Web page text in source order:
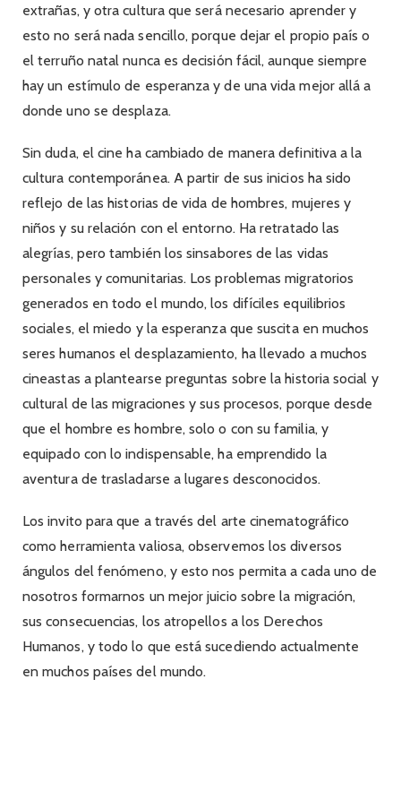
extrañas, y otra cultura que será necesario aprender y
esto no será nada sencillo, porque dejar el propio país o
el terruño natal nunca es decisión fácil, aunque siempre
hay un estímulo de esperanza y de una vida mejor allá a
donde uno se desplaza.
Sin duda, el cine ha cambiado de manera definitiva a la
cultura contemporánea. A partir de sus inicios ha sido
reflejo de las historias de vida de hombres, mujeres y
niños y su relación con el entorno. Ha retratado las
alegrías, pero también los sinsabores de las vidas
personales y comunitarias. Los problemas migratorios
generados en todo el mundo, los difíciles equilibrios
sociales, el miedo y la esperanza que suscita en muchos
seres humanos el desplazamiento, ha llevado a muchos
cineastas a plantearse preguntas sobre la historia social y
cultural de las migraciones y sus procesos, porque desde
que el hombre es hombre, solo o con su familia, y
equipado con lo indispensable, ha emprendido la
aventura de trasladarse a lugares desconocidos.
Los invito para que a través del arte cinematográfico
como herramienta valiosa, observemos los diversos
ángulos del fenómeno, y esto nos permita a cada uno de
nosotros formarnos un mejor juicio sobre la migración,
sus consecuencias, los atropellos a los Derechos
Humanos, y todo lo que está sucediendo actualmente
en muchos países del mundo.